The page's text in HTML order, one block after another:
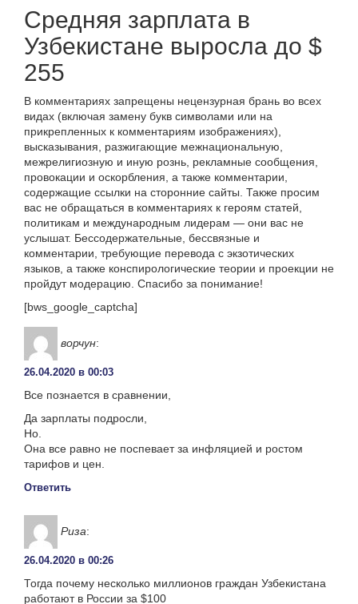
Средняя зарплата в
Узбекистане выросла до $
255
В комментариях запрещены нецензурная брань во всех
видах (включая замену букв символами или на
прикрепленных к комментариям изображениях),
высказывания, разжигающие межнациональную,
межрелигиозную и иную рознь, рекламные сообщения,
провокации и оскорбления, а также комментарии,
содержащие ссылки на сторонние сайты. Также просим
вас не обращаться в комментариях к героям статей,
политикам и международным лидерам — они вас не
услышат. Бессодержательные, бессвязные и
комментарии, требующие перевода с экзотических
языков, а также конспирологические теории и проекции не
пройдут модерацию. Спасибо за понимание!
[bws_google_captcha]
ворчун:
26.04.2020 в 00:03
Все познается в сравнении,
Да зарплаты подросли,
Но.
Она все равно не поспевает за инфляцией и ростом
тарифов и цен.
Ответить
Риза:
26.04.2020 в 00:26
Тогда почему несколько миллионов граждан Узбекистана
работают в России за $100